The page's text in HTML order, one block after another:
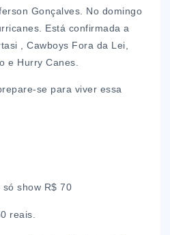
Gonçalves. No domingo
Está confirmada a
, Cawboys Fora da Lei,
e Hurry Canes.
se para viver essa
show R$ 70
reais.